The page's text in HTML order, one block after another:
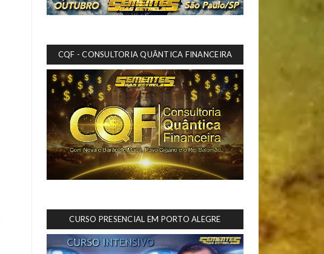
CQF - CONSULTORIA QUÂNTICA FINANCEIRA
CURSO PRESENCIAL EM PORTO ALEGRE